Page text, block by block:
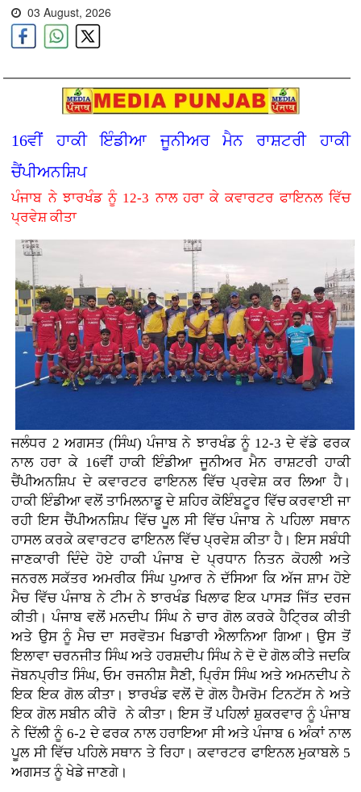
03 August, 2026
16ਵੀਂ ਹਾਕੀ ਇੰਡੀਆ ਜੂਨੀਅਰ ਮੈਨ ਰਾਸ਼ਟਰੀ ਹਾਕੀ
ਚੈਂਪੀਅਨਸ਼ਿਪ
ਪੰਜਾਬ ਨੇ ਝਾਰਖੰਡ ਨੂੰ 12-3 ਨਾਲ ਹਰਾ ਕੇ ਕਵਾਰਟਰ ਫਾਇਨਲ ਵਿੱਚ
ਪ੍ਰਵੇਸ਼ ਕੀਤਾ
ਜਲੰਧਰ 2 ਅਗਸਤ (ਸਿੰਘ) ਪੰਜਾਬ ਨੇ ਝਾਰਖੰਡ ਨੂੰ 12-3 ਦੇ ਵੱਡੇ ਫਰਕ
ਨਾਲ ਹਰਾ ਕੇ 16ਵੀਂ ਹਾਕੀ ਇੰਡੀਆ ਜੂਨੀਅਰ ਮੈਨ ਰਾਸ਼ਟਰੀ ਹਾਕੀ
ਚੈਂਪੀਅਨਸ਼ਿਪ ਦੇ ਕਵਾਰਟਰ ਫਾਇਨਲ ਵਿੱਚ ਪ੍ਰਵੇਸ਼ ਕਰ ਲਿਆ ਹੈ।
ਹਾਕੀ ਇੰਡੀਆ ਵਲੋਂ ਤਾਮਿਲਨਾਡੂ ਦੇ ਸ਼ਹਿਰ ਕੋਇੰਬਟੂਰ ਵਿੱਚ ਕਰਵਾਈ ਜਾ
ਰਹੀ ਇਸ ਚੈਂਪੀਅਨਸ਼ਿਪ ਵਿੱਚ ਪੂਲ ਸੀ ਵਿੱਚ ਪੰਜਾਬ ਨੇ ਪਹਿਲਾ ਸਥਾਨ
ਹਾਸਲ ਕਰਕੇ ਕਵਾਰਟਰ ਫਾਇਨਲ ਵਿੱਚ ਪ੍ਰਵੇਸ਼ ਕੀਤਾ ਹੈ। ਇਸ ਸਬੰਧੀ
ਜਾਣਕਾਰੀ ਦਿੰਦੇ ਹੋਏ ਹਾਕੀ ਪੰਜਾਬ ਦੇ ਪ੍ਰਧਾਨ ਨਿਤਨ ਕੋਹਲੀ ਅਤੇ
ਜਨਰਲ ਸਕੱਤਰ ਅਮਰੀਕ ਸਿੰਘ ਪੁਆਰ ਨੇ ਦੱਸਿਆ ਕਿ ਅੱਜ ਸ਼ਾਮ ਹੋਏ
ਮੈਚ ਵਿੱਚ ਪੰਜਾਬ ਨੇ ਟੀਮ ਨੇ ਝਾਰਖੰਡ ਖਿਲਾਫ ਇਕ ਪਾਸੜ ਜਿੱਤ ਦਰਜ
ਕੀਤੀ। ਪੰਜਾਬ ਵਲੋਂ ਮਨਦੀਪ ਸਿੰਘ ਨੇ ਚਾਰ ਗੋਲ ਕਰਕੇ ਹੈਟ੍ਰਿਕ ਕੀਤੀ
ਅਤੇ ਉਸ ਨੂੰ ਮੈਚ ਦਾ ਸਰਵੋਤਮ ਖਿਡਾਰੀ ਐਲਾਨਿਆ ਗਿਆ। ਉਸ ਤੋਂ
ਇਲਾਵਾ ਚਰਨਜੀਤ ਸਿੰਘ ਅਤੇ ਹਰਸ਼ਦੀਪ ਸਿੰਘ ਨੇ ਦੋ ਦੋ ਗੋਲ ਕੀਤੇ ਜਦਕਿ
ਜੋਬਨਪ੍ਰੀਤ ਸਿੰਘ, ਓਮ ਰਜਨੀਸ਼ ਸੈਣੀ, ਪ੍ਰਿੰਸ ਸਿੰਘ ਅਤੇ ਅਮਨਦੀਪ ਨੇ
ਇਕ ਇਕ ਗੋਲ ਕੀਤਾ। ਝਾਰਖੰਡ ਵਲੋਂ ਦੋ ਗੋਲ ਹੈਮਰੋਮ ਟਿਨਟੱਸ ਨੇ ਅਤੇ
ਇਕ ਗੋਲ ਸਬੀਨ ਕੀਰੋ ਨੇ ਕੀਤਾ। ਇਸ ਤੋਂ ਪਹਿਲਾਂ ਸ਼ੁਕਰਵਾਰ ਨੂੰ ਪੰਜਾਬ
ਨੇ ਦਿੱਲੀ ਨੂੰ 6-2 ਦੇ ਫਰਕ ਨਾਲ ਹਰਾਇਆ ਸੀ ਅਤੇ ਪੰਜਾਬ 6 ਅੰਕਾਂ ਨਾਲ
ਪੂਲ ਸੀ ਵਿੱਚ ਪਹਿਲੇ ਸਥਾਨ ਤੇ ਰਿਹਾ। ਕਵਾਰਟਰ ਫਾਇਨਲ ਮੁਕਾਬਲੇ 5
ਅਗਸਤ ਨੂੰ ਖੇਡੇ ਜਾਣਗੇ।